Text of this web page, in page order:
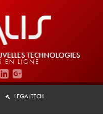
TECHNOLOGIES
EN LIGNE
LEGALTECH